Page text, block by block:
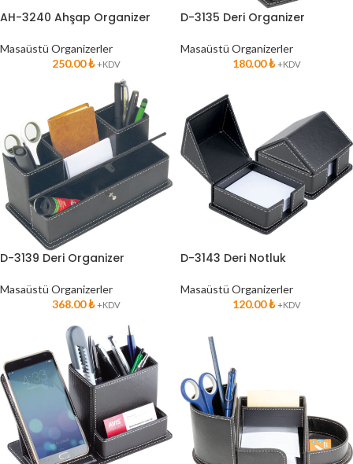
AH-3240 Ahşap Organizer
Masaüstü Organizerler
250.00₺ +KDV
D-3135 Deri Organizer
Masaüstü Organizerler
180.00₺ +KDV
D-3139 Deri Organizer
Masaüstü Organizerler
368.00₺ +KDV
D-3143 Deri Notluk
Masaüstü Organizerler
120.00₺ +KDV